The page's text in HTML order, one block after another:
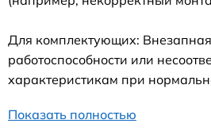
Для комплектующих:
работоспособности или
характеристикам при
Показать полностью